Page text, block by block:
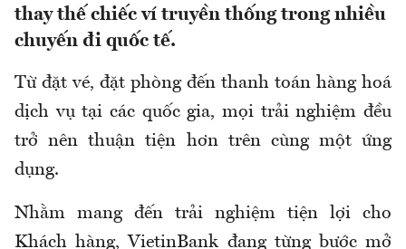
thay thế chiếc ví truyền thống trong nhiều
chuyến đi quốc tế.
Từ đặt vé, đặt phòng đến thanh toán hàng hoá
dịch vụ tại các quốc gia, mọi trải nghiệm đều
trở nên thuận tiện hơn trên cùng một ứng
dụng.
Nhằm mang đến trải nghiệm tiện lợi cho
Khách hàng, VietinBank đang từng bước mở